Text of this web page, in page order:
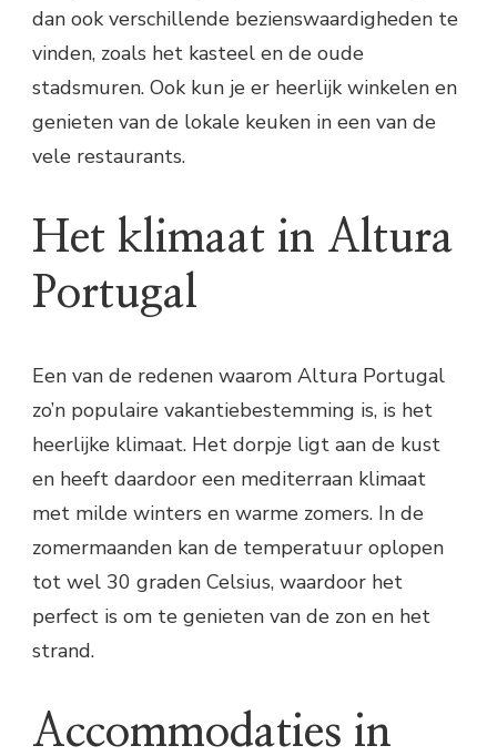
dan ook verschillende bezienswaardigheden te
vinden, zoals het kasteel en de oude
stadsmuren. Ook kun je er heerlijk winkelen en
genieten van de lokale keuken in een van de
vele restaurants.
Het klimaat in Altura
Portugal
Een van de redenen waarom Altura Portugal
zo’n populaire vakantiebestemming is, is het
heerlijke klimaat. Het dorpje ligt aan de kust
en heeft daardoor een mediterraan klimaat
met milde winters en warme zomers. In de
zomermaanden kan de temperatuur oplopen
tot wel 30 graden Celsius, waardoor het
perfect is om te genieten van de zon en het
strand.
Accommodaties in